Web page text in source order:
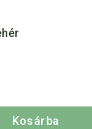
Kosárba